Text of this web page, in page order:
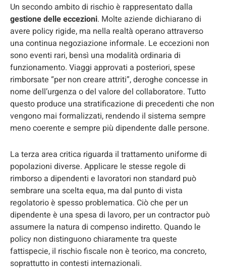
Un secondo ambito di rischio è rappresentato dalla
gestione delle eccezioni. Molte aziende dichiarano di
avere policy rigide, ma nella realtà operano attraverso
una continua negoziazione informale. Le eccezioni non
sono eventi rari, bensì una modalità ordinaria di
funzionamento. Viaggi approvati a posteriori, spese
rimborsate “per non creare attriti”, deroghe concesse in
nome dell’urgenza o del valore del collaboratore. Tutto
questo produce una stratificazione di precedenti che non
vengono mai formalizzati, rendendo il sistema sempre
meno coerente e sempre più dipendente dalle persone.
La terza area critica riguarda il trattamento uniforme di
popolazioni diverse. Applicare le stesse regole di
rimborso a dipendenti e lavoratori non standard può
sembrare una scelta equa, ma dal punto di vista
regolatorio è spesso problematica. Ciò che per un
dipendente è una spesa di lavoro, per un contractor può
assumere la natura di compenso indiretto. Quando le
policy non distinguono chiaramente tra queste
fattispecie, il rischio fiscale non è teorico, ma concreto,
soprattutto in contesti internazionali.